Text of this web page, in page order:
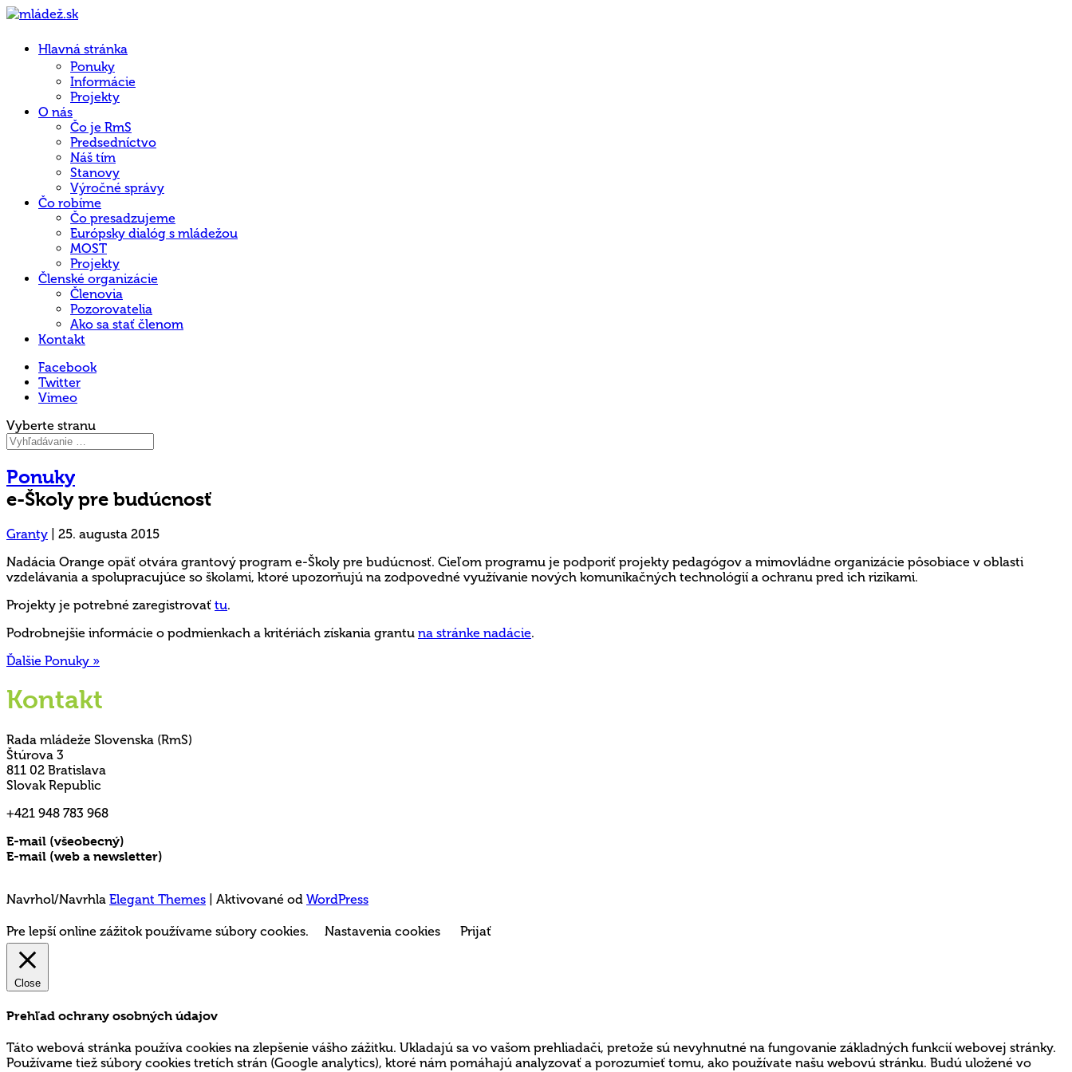
Hlavná stránka
Ponuky
Informácie
Projekty
O nás
Čo je RmS
Predsedníctvo
Náš tím
Stanovy
Výročné správy
Čo robíme
Čo presadzujeme
Európsky dialóg s mládežou
MOST
Projekty
Členské organizácie
Členovia
Pozorovatelia
Ako sa stať členom
Kontakt
Facebook
Twitter
Vimeo
Vyberte stranu
Ponuky
e-Školy pre budúcnosť
Granty
25. augusta 2015
Nadácia Orange opäť otvára grantový program e-Školy pre budúcnosť. Cieľom programu je podporiť projekty pedagógov a mimovládne organizácie pôsobiace v oblasti
vzdelávania a spolupracujúce so školami, ktoré upozorňujú na zodpovedné využívanie nových komunikačných technológií a ochranu pred ich rizikami.
Projekty je potrebné zaregistrovať tu.
Podrobnejšie informácie o podmienkach a kritériách získania grantu na stránke nadácie.
Ďalšie Ponuky »
Kontakt
Rada mládeže Slovenska (RmS)
Štúrova 3
811 02 Bratislava
Slovak Republic
+421 948 783 968
E-mail (všeobecný)
E-mail (web a newsletter)
Navrhol/Navrhla Elegant Themes | Aktivované od WordPress
Pre lepší online zážitok používame súbory cookies. Nastavenia cookies Prijať
Close
Prehľad ochrany osobných údajov
Táto webová stránka používa cookies na zlepšenie vášho zážitku. Ukladajú sa vo vašom prehliadači, pretože sú nevyhnutné na fungovanie základných funkcií webovej stránky.
Používame tiež súbory cookies tretích strán (Google analytics), ktoré nám pomáhajú analyzovať a porozumieť tomu, ako používate našu webovú stránku. Budú uložené vo